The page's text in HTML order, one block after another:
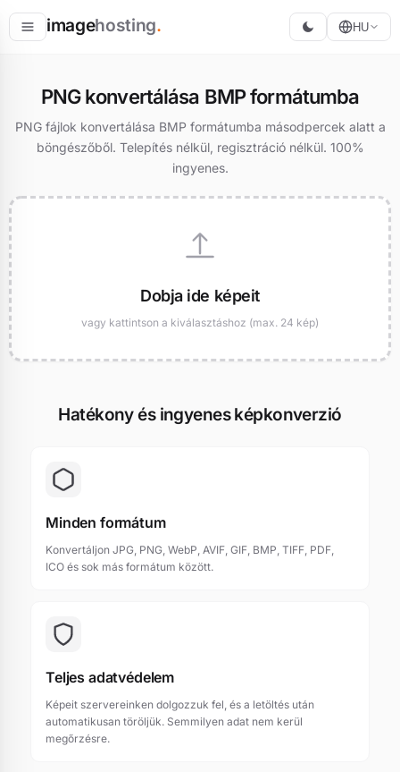
imagehosting.
Átméretezés
HU
PNG konvertálása BMP formátumba
PNG fájlok konvertálása BMP formátumba másodpercek alatt a
böngészőből. Telepítés nélkül, regisztráció nélkül. 100%
ingyenes.
Dobja ide képeit
vagy kattintson a kiválasztáshoz (max. 24 kép)
Hatékony és ingyenes képkonverzió
Minden formátum
Konvertáljon JPG, PNG, WebP, AVIF, GIF, BMP, TIFF, PDF,
ICO és sok más formátum között.
Teljes adatvédelem
Képeit szervereinken dolgozzuk fel, és a letöltés után
automatikusan töröljük. Semmilyen adat nem kerül
megőrzésre.